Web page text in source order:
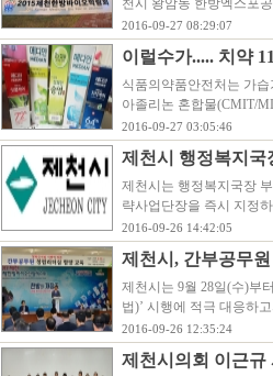
천시 왕암동 한방엑스포
2016-09-27 08:29:07
이럴수가..... 치약
식품의약품안전처는 가
아졸리논 혼합물(CMIT/
2016-09-27 03:05:46
제천시 행정복지국
제천시는 행정복지국장
략사업단장을 즉시 지정
2016-09-26 14:42:05
제천시, 간부공무
제천시는 9월 28일(수)부
법)’ 시행에 적극 대응하
2016-09-26 12:35:24
제천시의회 이근규